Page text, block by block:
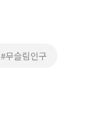
#무슬림인구